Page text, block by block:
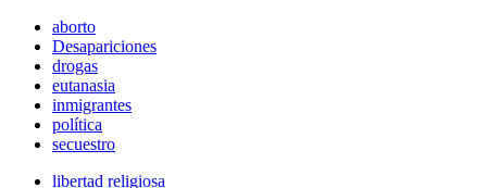
aborto
Desapariciones
drogas
eutanasia
inmigrantes
política
secuestro
libertad religiosa